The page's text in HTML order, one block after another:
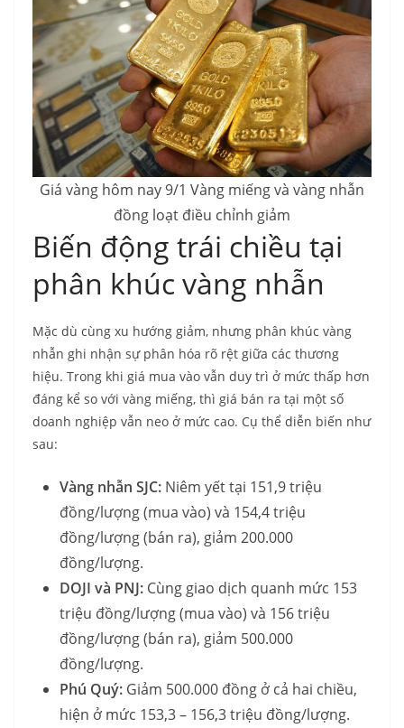
Giá vàng hôm nay 9/1 Vàng miếng và vàng nhẫn
đồng loạt điều chỉnh giảm
Biến động trái chiều tại
phân khúc vàng nhẫn
Mặc dù cùng xu hướng giảm, nhưng phân khúc vàng
nhẫn ghi nhận sự phân hóa rõ rệt giữa các thương
hiệu. Trong khi giá mua vào vẫn duy trì ở mức thấp hơn
đáng kể so với vàng miếng, thì giá bán ra tại một số
doanh nghiệp vẫn neo ở mức cao. Cụ thể diễn biến như
sau:
Vàng nhẫn SJC: Niêm yết tại 151,9 triệu
đồng/lượng (mua vào) và 154,4 triệu
đồng/lượng (bán ra), giảm 200.000
đồng/lượng.
DOJI và PNJ: Cùng giao dịch quanh mức 153
triệu đồng/lượng (mua vào) và 156 triệu
đồng/lượng (bán ra), giảm 500.000
đồng/lượng.
Phú Quý: Giảm 500.000 đồng ở cả hai chiều,
hiện ở mức 153,3 – 156,3 triệu đồng/lượng.